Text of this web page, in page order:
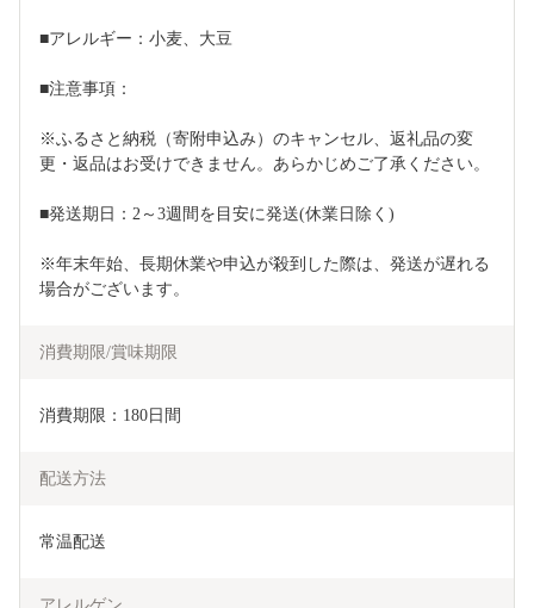
■アレルギー：小麦、大豆
■注意事項：
※ふるさと納税（寄附申込み）のキャンセル、返礼品の変
更・返品はお受けできません。あらかじめご了承ください。
■発送期日：2～3週間を目安に発送(休業日除く)
※年末年始、長期休業や申込が殺到した際は、発送が遅れる
場合がございます。
消費期限/賞味期限
消費期限：180日間
配送方法
常温配送